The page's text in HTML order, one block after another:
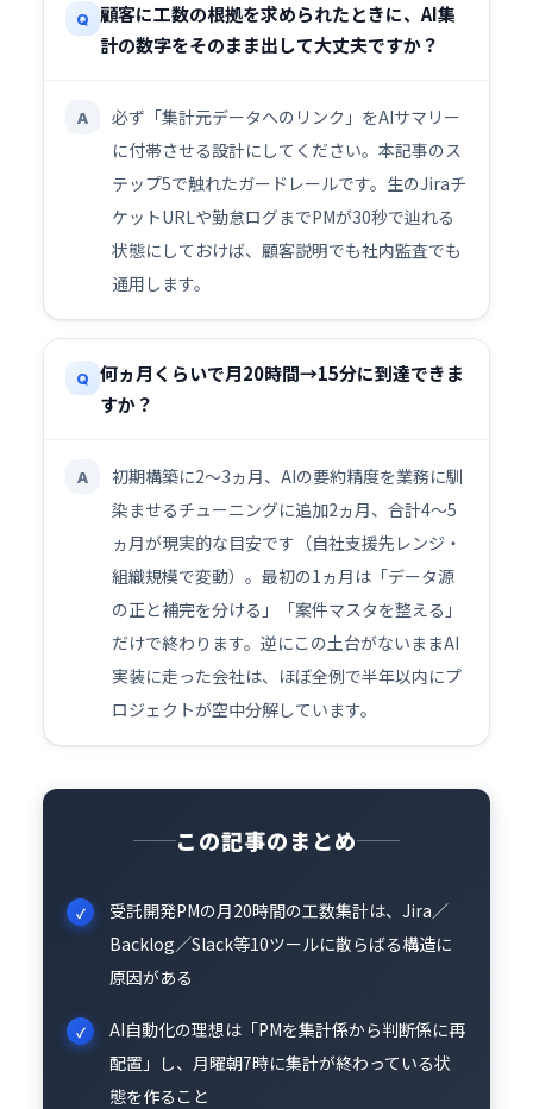
Q
顧客に工数の根拠を求められたときに、AI集
計の数字をそのまま出して大丈夫ですか？
A
必ず「集計元データへのリンク」をAIサマリー
に付帯させる設計にしてください。本記事のス
テップ5で触れたガードレールです。生のJiraチ
ケットURLや勤怠ログまでPMが30秒で辿れる
状態にしておけば、顧客説明でも社内監査でも
通用します。
Q
何ヵ月くらいで月20時間→15分に到達できま
すか？
A
初期構築に2〜3ヵ月、AIの要約精度を業務に馴
染ませるチューニングに追加2ヵ月、合計4〜5
ヵ月が現実的な目安です（自社支援先レンジ・
組織規模で変動）。最初の1ヵ月は「データ源
の正と補完を分ける」「案件マスタを整える」
だけで終わります。逆にこの土台がないままAI
実装に走った会社は、ほぼ全例で半年以内にプ
ロジェクトが空中分解しています。
この記事のまとめ
受託開発PMの月20時間の工数集計は、Jira／
Backlog／Slack等10ツールに散らばる構造に
原因がある
AI自動化の理想は「PMを集計係から判断係に再
配置」し、月曜朝7時に集計が終わっている状
態を作ること